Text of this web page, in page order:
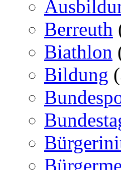
Berreuth
Biathlon
Bildung